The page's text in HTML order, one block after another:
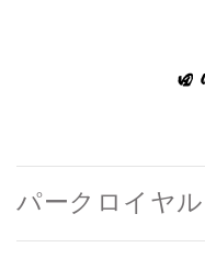
パークロイヤ